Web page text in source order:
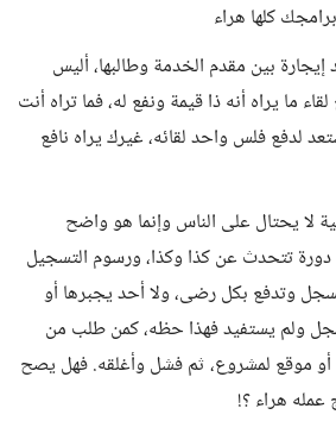
كلها هراء
بين مقدم الخدمة وطالبها، أليس
ما يراه أنه ذا قيمة ونفع له، فما تراه أنت
لدفع فلس واحد لقائه، غيرك يراه نافع
لا يحتال على الناس وإنما هو واضح
دورة تتحدث عن كذا وكذا، ورسوم التسجيل
وتدفع بكل رضى، ولا أحد يجبرها أو
ولم يستفيد فهذا حظه، كمن طلب من
موقع لمشروع، ثم فشل وأغلقه. فهل يصح
عمله هراء ؟!